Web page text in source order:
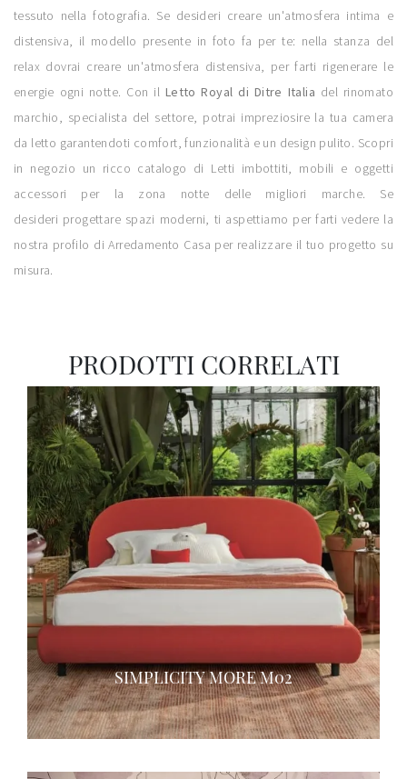
tessuto nella fotografia. Se desideri creare un'atmosfera intima e
distensiva, il modello presente in foto fa per te: nella stanza del
relax dovrai creare un'atmosfera distensiva, per farti rigenerare le
energie ogni notte. Con il Letto Royal di Ditre Italia del rinomato
marchio, specialista del settore, potrai impreziosire la tua camera
da letto garantendoti comfort, funzionalità e un design pulito. Scopri
in negozio un ricco catalogo di Letti imbottiti, mobili e oggetti
accessori per la zona notte delle migliori marche. Se
desideri progettare spazi moderni, ti aspettiamo per farti vedere la
nostra profilo di Arredamento Casa per realizzare il tuo progetto su
misura.
PRODOTTI CORRELATI
SIMPLICITY MORE M02